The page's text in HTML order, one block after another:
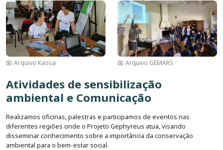
Imagem
Arquivo Kaosa
Imagem
Arquivo GEMARS
Atividades de sensibilização
ambiental e Comunicação
Realizamos oficinas, palestras e participamos de eventos nas
diferentes regiões onde o Projeto Gephyreus atua, visando
disseminar conhecimento sobre a importância da conservação
ambiental para o bem-estar social.